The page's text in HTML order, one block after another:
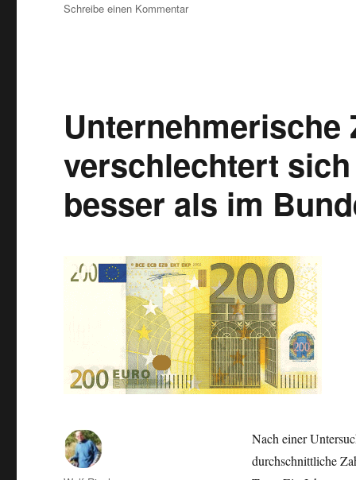
Schreibe einen Kommentarzu
große
Ost-
West-
Unterschiede
Unternehmerische
verschlechtert
besser als im
Nach einer
durchschnittliche